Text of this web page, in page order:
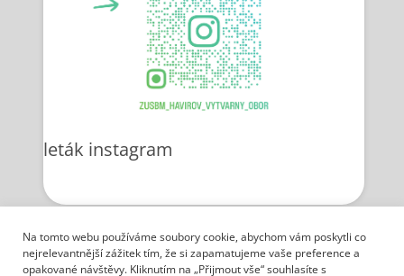
leták instagram
Ochrana osobních údajů
Na tomto webu používáme soubory cookie, abychom vám poskytli co
nejrelevantnější zážitek tím, že si zapamatujeme vaše preference a
opakované návštěvy. Kliknutím na „Přijmout vše“ souhlasíte s